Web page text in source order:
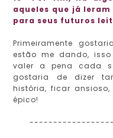
aqueles que já leram
para seus futuros
Primeiramente
estão me dando,
valer a pena cada
gostaria de dizer
história, ficar
épico!